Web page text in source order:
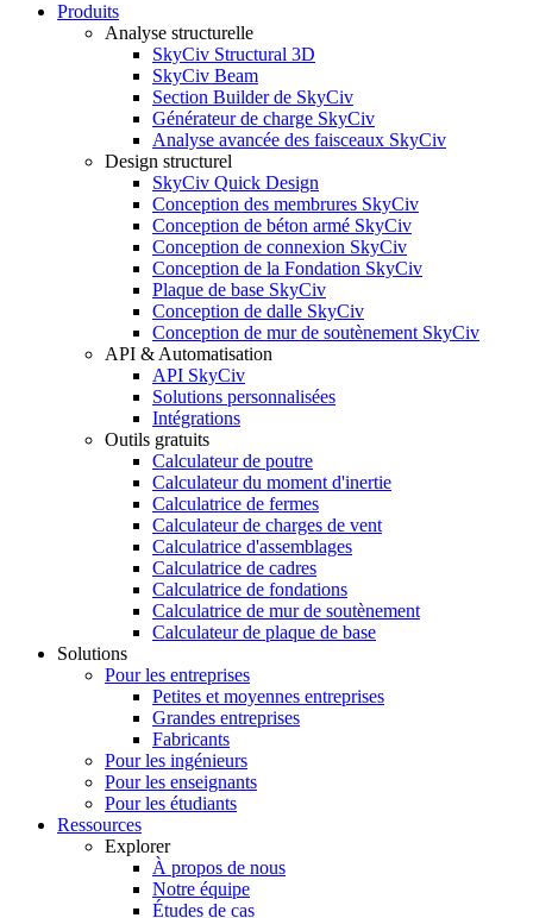
Produits
Analyse structurelle
SkyCiv Structural 3D
SkyCiv Beam
Section Builder de SkyCiv
Générateur de charge SkyCiv
Analyse avancée des faisceaux SkyCiv
Design structurel
SkyCiv Quick Design
Conception des membrures SkyCiv
Conception de béton armé SkyCiv
Conception de connexion SkyCiv
Conception de la Fondation SkyCiv
Plaque de base SkyCiv
Conception de dalle SkyCiv
Conception de mur de soutènement SkyCiv
API & Automatisation
API SkyCiv
Solutions personnalisées
Intégrations
Outils gratuits
Calculateur de poutre
Calculateur du moment d'inertie
Calculatrice de fermes
Calculateur de charges de vent
Calculatrice d'assemblages
Calculatrice de cadres
Calculatrice de fondations
Calculatrice de mur de soutènement
Calculateur de plaque de base
Solutions
Pour les entreprises
Petites et moyennes entreprises
Grandes entreprises
Fabricants
Pour les ingénieurs
Pour les enseignants
Pour les étudiants
Ressources
Explorer
À propos de nous
Notre équipe
Études de cas